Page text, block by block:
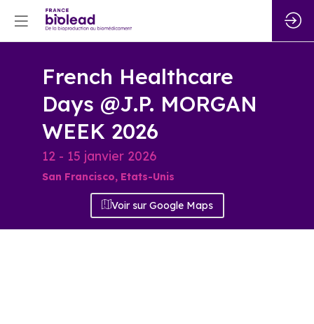
French Healthcare
Days @J.P. MORGAN
WEEK 2026
12 - 15 janvier 2026
San Francisco, Etats-Unis
Voir sur Google Maps